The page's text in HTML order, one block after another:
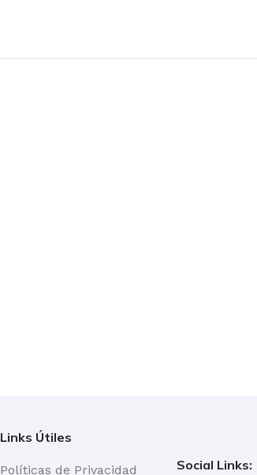
Links Útiles
Políticas de Privacidad Social Links: